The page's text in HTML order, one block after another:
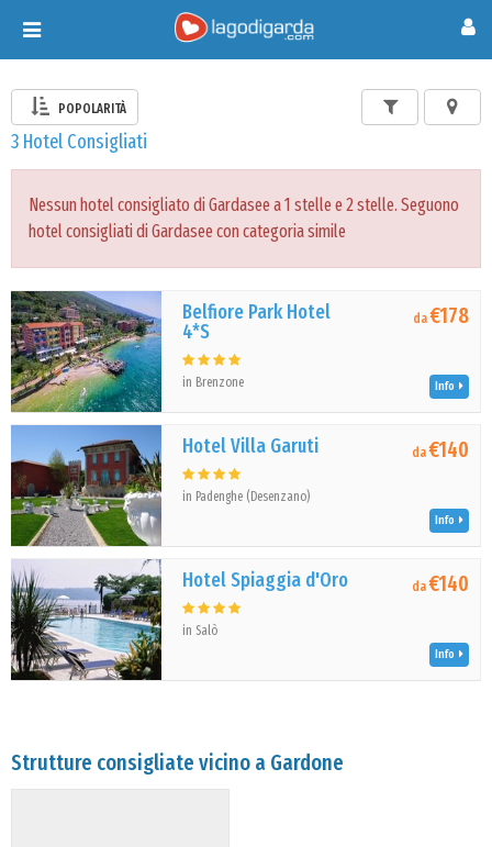
Toggle
navigation
POPOLARITÀ
3 Hotel Consigliati
Nessun hotel consigliato di Gardasee a 1 stelle e 2 stelle. Seguono
hotel consigliati di Gardasee con categoria simile
Belfiore Park Hotel
4*S
in Brenzone
da€178
Info
Hotel Villa Garuti
in Padenghe (Desenzano)
da€140
Info
Hotel Spiaggia d'Oro
in Salò
da€140
Info
Strutture consigliate vicino a Gardone